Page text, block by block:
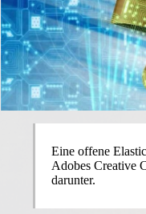
Eine offene
Adobes Creative
darunter.